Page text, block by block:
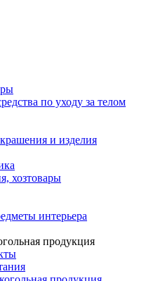
по уходу за телом
и изделия
хозтовары
интерьера
продукция